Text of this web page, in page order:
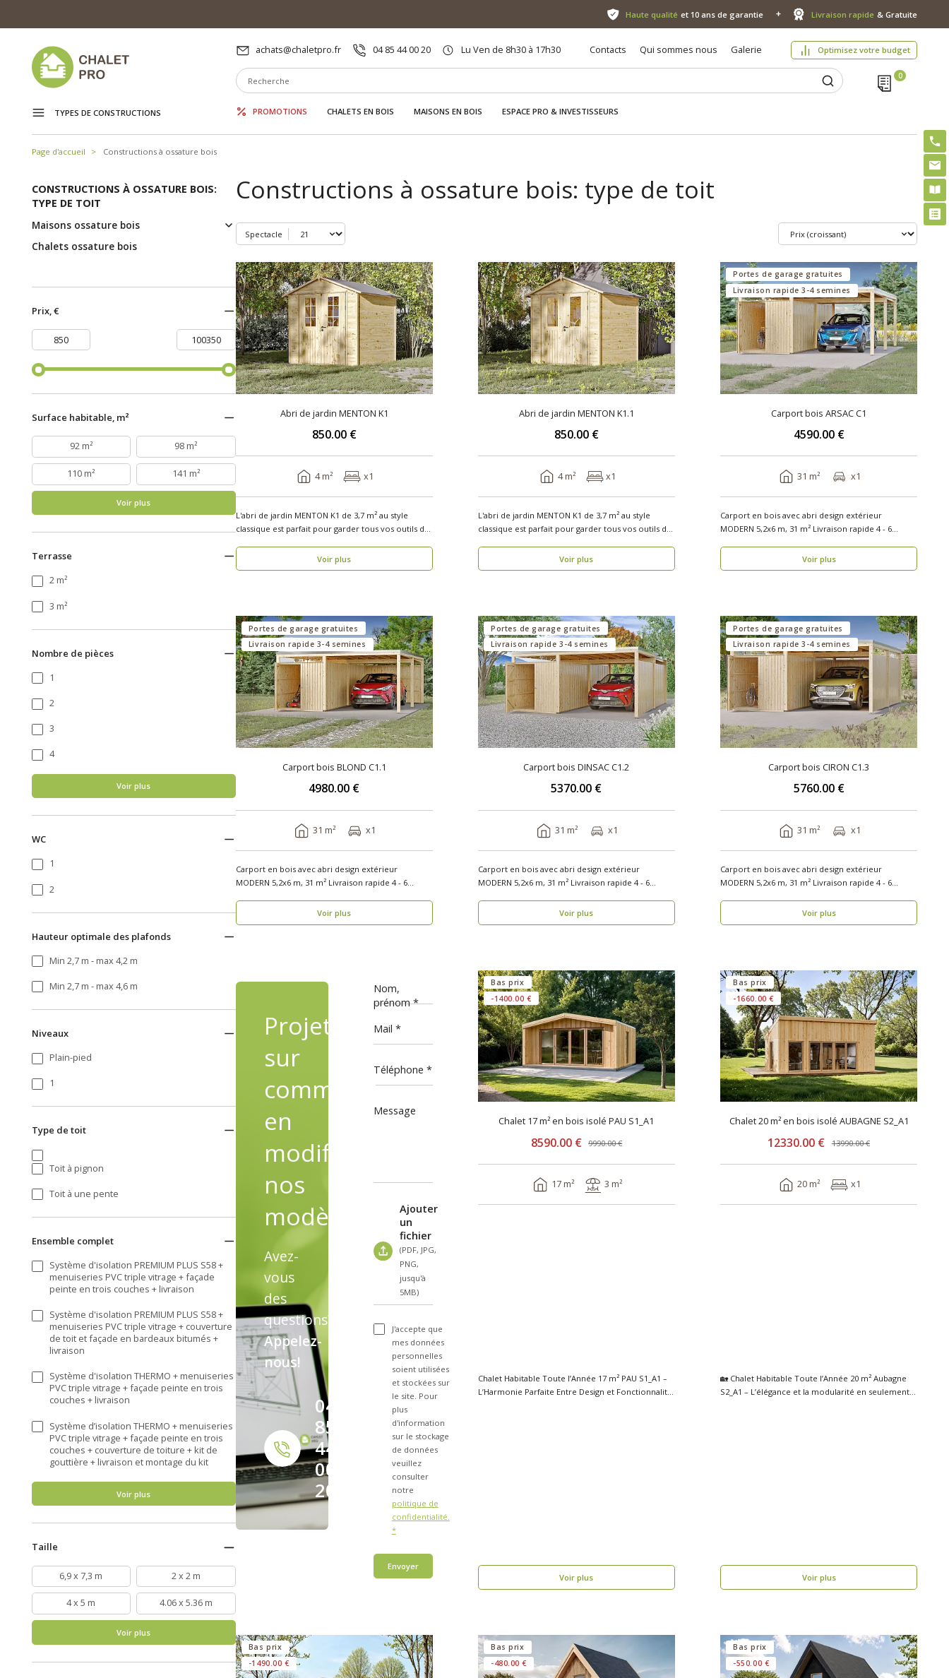
Haute qualité et 10 ans de garantie Livraison rapide & Gratuite
achats@chaletpro.fr 04 85 44 00 20 Lu Ven de 8h30 à 17h30 Contacts Qui sommes nous Galerie Optimisez votre budget
TYPES DE CONSTRUCTIONS PROMOTIONS CHALETS EN BOIS MAISONS EN BOIS ESPACE PRO & INVESTISSEURS
Page d'accueil Constructions à ossature bois
CONSTRUCTIONS À OSSATURE BOIS:
TYPE DE TOIT
Maisons ossature bois
Chalets ossature bois
Prix, €
Surface habitable, m²
92 m² 98 m²
110 m² 141 m²
Voir plus
Terrasse
2 m²
3 m²
Nombre de pièces
1
2
3
4
Voir plus
WC
1
2
Hauteur optimale des plafonds
Min 2,7 m - max 4,2 m
Min 2,7 m - max 4,6 m
Niveaux
Plain-pied
1
Type de toit
Toit à pignon
Toit à une pente
Ensemble complet
Système d'isolation PREMIUM PLUS S58 +
menuiseries PVC triple vitrage + façade
peinte en trois couches + livraison
Système d'isolation PREMIUM PLUS S58 +
menuiseries PVC triple vitrage + couverture
de toit et façade en bardeaux bitumés +
livraison
Système d'isolation THERMO + menuiseries
PVC triple vitrage + façade peinte en trois
couches + livraison
Système d’isolation THERMO + menuiseries
PVC triple vitrage + façade peinte en trois
couches + couverture de toiture + kit de
gouttière + livraison et montage du kit
Voir plus
Taille
6,9 x 7,3 m 2 x 2 m
4 x 5 m 4.06 x 5.36 m
Voir plus
Constructions à ossature bois: type de toit
Spectacle
Abri de jardin MENTON K1
850.00 €
4 m² x1
L'abri de jardin MENTON K1 de 3,7 m² au style
classique est parfait pour garder tous vos outils de
Voir plus
Abri de jardin MENTON K1.1
850.00 €
4 m² x1
L'abri de jardin MENTON K1 de 3,7 m² au style
classique est parfait pour garder tous vos outils de
Voir plus
Portes de garage gratuites
Livraison rapide 3-4 semines
Carport bois ARSAC C1
4590.00 €
31 m² x1
Carport en bois avec abri design extérieur
MODERN 5,2x6 m, 31 m² Livraison rapide 4 - 6
Voir plus
Portes de garage gratuites
Livraison rapide 3-4 semines
Carport bois BLOND C1.1
4980.00 €
31 m² x1
Carport en bois avec abri design extérieur
MODERN 5,2x6 m, 31 m² Livraison rapide 4 - 6
Voir plus
Portes de garage gratuites
Livraison rapide 3-4 semines
Carport bois DINSAC C1.2
5370.00 €
31 m² x1
Carport en bois avec abri design extérieur
MODERN 5,2x6 m, 31 m² Livraison rapide 4 - 6
Voir plus
Portes de garage gratuites
Livraison rapide 3-4 semines
Carport bois CIRON C1.3
5760.00 €
31 m² x1
Carport en bois avec abri design extérieur
MODERN 5,2x6 m, 31 m² Livraison rapide 4 - 6
Voir plus
Projets
sur
commande,
en
modifiant
nos
modèles
Avez-
vous
des
questions?
Appelez-
nous!
04
85
44
00
20
Nom,
prénom
Mail
Téléphone
Message
Ajouter
un
fichier
(PDF, JPG,
PNG,
jusqu'à
5MB)
J'accepte que
mes données
personnelles
soient utilisées
et stockées sur
le site. Pour
plus
d'information
sur le stockage
de données
veuillez
consulter
notre
politique de
confidentialité.
*
Envoyer
Bas prix
-1400.00 €
Chalet 17 m² en bois isolé PAU S1_A1
8590.00 € 9990.00 €
17 m² 3 m²
Chalet Habitable Toute l’Année 17 m² PAU S1_A1 –
L’Harmonie Parfaite Entre Design et Fonctionnalité
Voir plus
Bas prix
-1660.00 €
Chalet 20 m² en bois isolé AUBAGNE S2_A1
12330.00 € 13990.00 €
20 m² x1
🏡 Chalet Habitable Toute l’Année 20 m² Aubagne
S2_A1 – L’élégance et la modularité en seulement 1
Voir plus
Bas prix
-1490.00 €
Bas prix
-480.00 €
Bas prix
-550.00 €